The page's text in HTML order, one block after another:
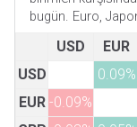
bugün. Euro,
USD EUR
USD
0.09%
EUR -0.09%